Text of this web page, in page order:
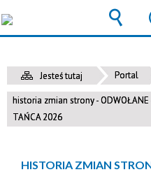
Jesteś tutaj Portal
historia zmian strony - ODWOŁANE
TAŃCA 2026
HISTORIA ZMIAN